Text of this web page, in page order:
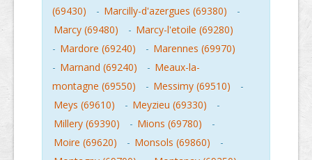
(69430)
- Marcilly-d'azergues (69380)
-
Marcy (69480)
- Marcy-l'etoile (69280)
- Mardore (69240) - Marennes (69970)
- Marnand (69240) - Meaux-la-
montagne (69550)
- Messimy (69510)
-
Meys (69610)
- Meyzieu (69330)
-
Millery (69390)
- Mions (69780)
-
Moire (69620)
- Monsols (69860)
-